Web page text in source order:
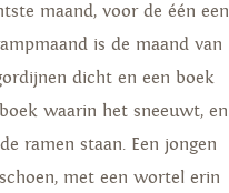
maand, voor de één een
is de maand van
dicht en een boek
waarin het sneeuwt, en
ramen staan. Een jongen
met een wortel erin